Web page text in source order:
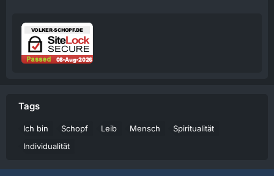
und angezeigt.
Volker
Tags
Ich bin Schopf Leib Mensch
Spiritualität
Individualität